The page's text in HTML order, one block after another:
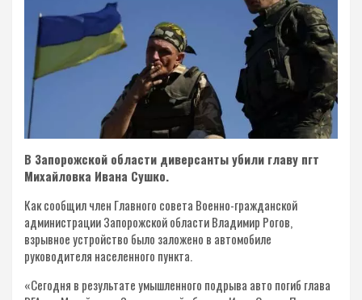
В Запорожской области диверсанты убили главу пгт
Михайловка Ивана Сушко.
Как сообщил член Главного совета Военно-гражданской
администрации Запорожской области Владимир Рогов,
взрывное устройство было заложено в автомобиле
руководителя населенного пункта.
«Сегодня в результате умышленного подрыва авто погиб глава